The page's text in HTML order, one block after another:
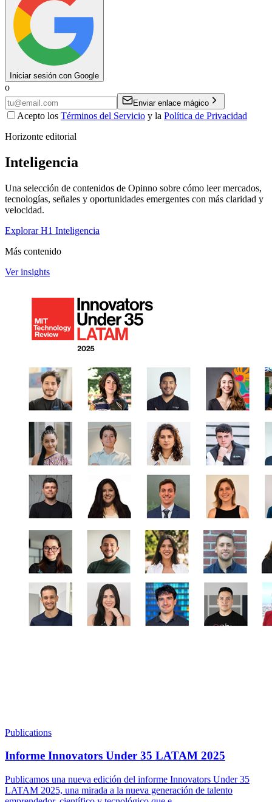
Iniciar sesión con Google
o
Enviar enlace mágico
Acepto los Términos del Servicio y la Política de Privacidad
Horizonte editorial
Inteligencia
Una selección de contenidos de Opinno sobre cómo leer mercados,
tecnologías, señales y oportunidades emergentes con más claridad y
velocidad.
Explorar H1 Inteligencia
Más contenido
Ver insights
Publications
Informe Innovators Under 35 LATAM 2025
Publicamos una nueva edición del informe Innovators Under 35
LATAM 2025, una mirada a la nueva generación de talento